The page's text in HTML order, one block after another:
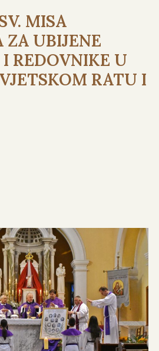
MISA
ZA UBIJENE
REDOVNIKE U
RATU I